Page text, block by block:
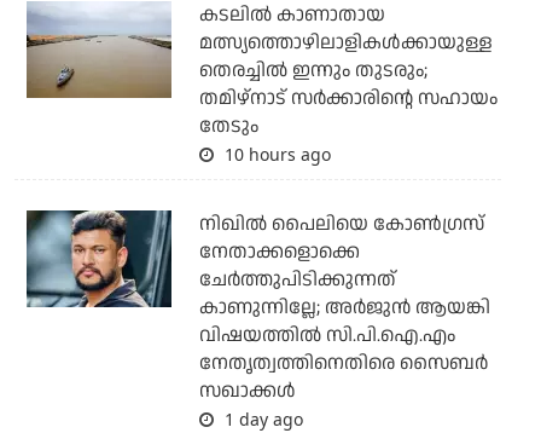
കടലില്‍ കാണാതായ
മത്സ്യത്തൊഴിലാളികള്‍ക്കായുള്ള
തെരച്ചില്‍ ഇന്നും തുടരും;
തമിഴ്‌നാട് സര്‍ക്കാരിന്റെ സഹായം
തേടും
10 hours ago
നിഖില്‍ പൈലിയെ കോണ്‍ഗ്രസ്
നേതാക്കളൊക്കെ
ചേര്‍ത്തുപിടിക്കുന്നത്
കാണുന്നില്ലേ; അര്‍ജുന്‍ ആയങ്കി
വിഷയത്തില്‍ സി.പി.ഐ.എം
നേതൃത്വത്തിനെതിരെ സൈബര്‍
സഖാക്കള്‍
1 day ago